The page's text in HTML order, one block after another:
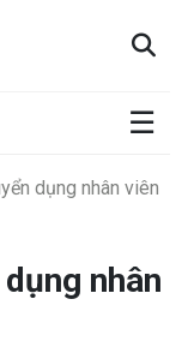
☰
×
dụng nhân viên
nhân